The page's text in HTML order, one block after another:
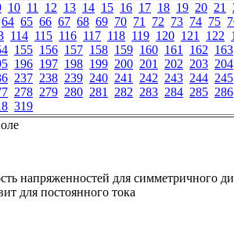
10 11 12 13 14 15 16 17 18 19 20 21
64 65 66 67 68 69 70 71 72 73 74 75
114 115 116 117 118 119 120 121 122
155 156 157 158 159 160 161 162 163
196 197 198 199 200 201 202 203 204
237 238 239 240 241 242 243 244 245
278 279 280 281 282 283 284 285 286
319
напряженностей для симметричного
для постоянного тока